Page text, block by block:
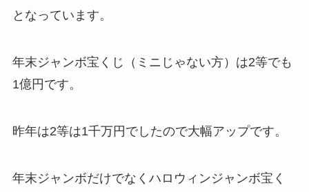
となっています。
年末ジャンボ宝くじ（ミニじゃない方）は2等でも
1億円です。
昨年は2等は1千万円でしたので大幅アップです。
年末ジャンボだけでなくハロウィンジャンボ宝く